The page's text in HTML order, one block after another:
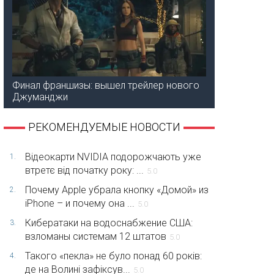
Финал франшизы: вышел трейлер нового
Джуманджи
РЕКОМЕНДУЕМЫЕ НОВОСТИ
1.
Відеокарти NVIDIA подорожчають уже
втретє від початку року: ...
5.0
2.
Почему Apple убрала кнопку «Домой» из
iPhone – и почему она ...
5.0
3.
Кибератаки на водоснабжение США:
взломаны системам 12 штатов 5.0
4.
Такого «пекла» не було понад 60 років:
де на Волині зафіксув...
5.0